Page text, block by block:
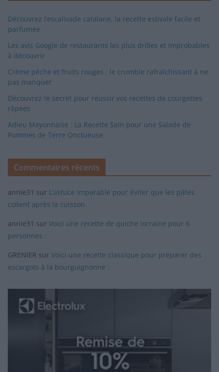
Découvrez l’escalivade catalane, la recette estivale facile et
parfumée
Les avis Google de restaurants les plus drôles et improbables
à découvrir
Crème pêche et fruits rouges : le crumble rafraîchissant à ne
pas manquer
Découvrez le secret pour réussir vos recettes de courgettes
râpées
Adieu Mayonnaise : La Recette Sain pour une Salade de
Pommes de Terre Onctueuse
Commentaires récents
annie31 sur L’astuce imparable pour éviter que les pâtes
collent après la cuisson
annie31 sur Voici une recette de quiche lorraine pour 6
personnes :
GRENIER sur Voici une recette classique pour préparer des
escargots à la bourguignonne :